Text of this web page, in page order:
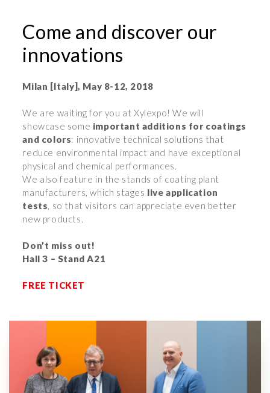
Come and discover our
innovations
Milan [Italy], May 8-12, 2018
We are waiting for you at Xylexpo! We will
showcase some important additions for coatings
and colors: innovative technical solutions that
reduce environmental impact and have exceptional
physical and chemical performances.
We also feature in the stands of coating plant
manufacturers, which stages live application
tests, so that visitors can appreciate even better
new products.
Don’t miss out!
Hall 3 – Stand A21
FREE TICKET